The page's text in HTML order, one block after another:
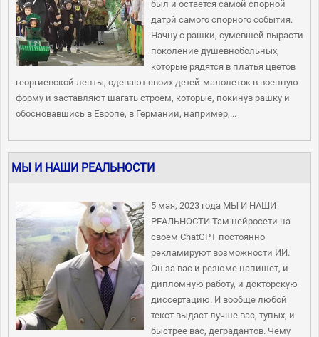
был и остается самой спорной
датрй самого спорного события.
Начну с рашки, сумевшей вырасти
поколение душевнобольных,
которые рядятся в платья цветов
георгиевской ленты, одевают своих детей-малолеток в военную
форму и заставляют шагать строем, которые, покинув рашку и
обосновавшись в Европе, в Германии, например,...
МЫ И НАШИ РЕАЛЬНОСТИ
5 мая, 2023 года МЫ И НАШИ
РЕАЛЬНОСТИ Там нейросети на
своем ChatGPT постоянно
рекламируют возможности ИИ.
Он за вас и резюме напишет, и
дипломную работу, и докторскую
диссертацию. И вообще любой
текст выдаст лучше вас, тупых, и
быстрее вас, деградантов. Чему